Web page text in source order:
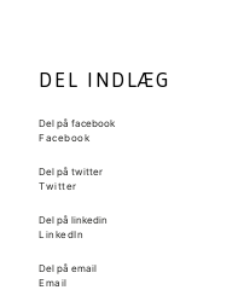
DEL INDLÆG
Del på facebook
Facebook
Del på twitter
Twitter
Del på linkedin
LinkedIn
Del på email
Email